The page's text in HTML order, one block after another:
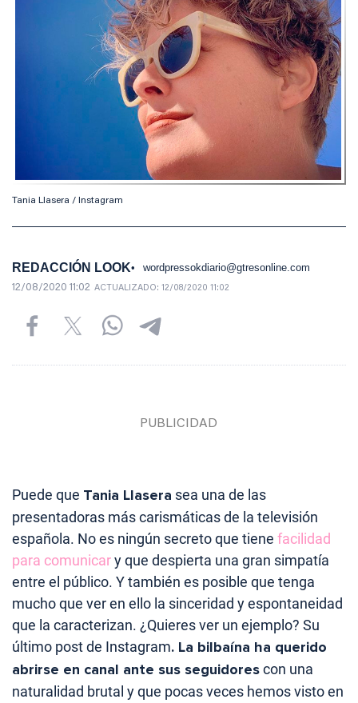
Tania Llasera / Instagram
REDACCIÓN LOOK wordpressokdiario@gtresonline.com
12/08/2020 11:02 ACTUALIZADO: 12/08/2020 11:02
Puede que Tania Llasera sea una de las
presentadoras más carismáticas de la televisión
española. No es ningún secreto que tiene facilidad
para comunicary que despierta una gran simpatía
entre el público. Y también es posible que tenga
mucho que ver en ello la sinceridad y espontaneidad
que la caracterizan. ¿Quieres ver un ejemplo? Su
último post de Instagram. La bilbaína ha querido
abrirse en canal ante sus seguidorescon una
naturalidad brutal y que pocas veces hemos visto en